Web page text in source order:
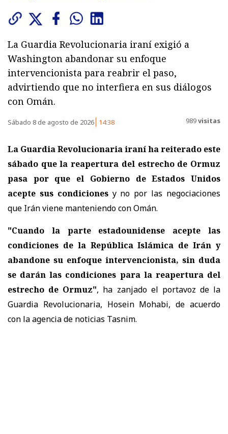
La Guardia Revolucionaria iraní exigió a
Washington abandonar su enfoque
intervencionista para reabrir el paso,
advirtiendo que no interfiera en sus diálogos
con Omán.
Sábado 8 de agosto de 2026 14:38 989visitas
La Guardia Revolucionaria iraní ha reiterado este
sábado que la reapertura del estrecho de Ormuz
pasa por que el Gobierno de Estados Unidos
acepte sus condicionesy no por las negociaciones
que Irán viene manteniendo con Omán.
"Cuando la parte estadounidense acepte las
condiciones de la República Islámica de Irán y
abandone su enfoque intervencionista, sin duda
se darán las condiciones para la reapertura del
estrecho de Ormuz", ha zanjado el portavoz de la
Guardia Revolucionaria, Hosein Mohabi, de acuerdo
con la agencia de noticias Tasnim.